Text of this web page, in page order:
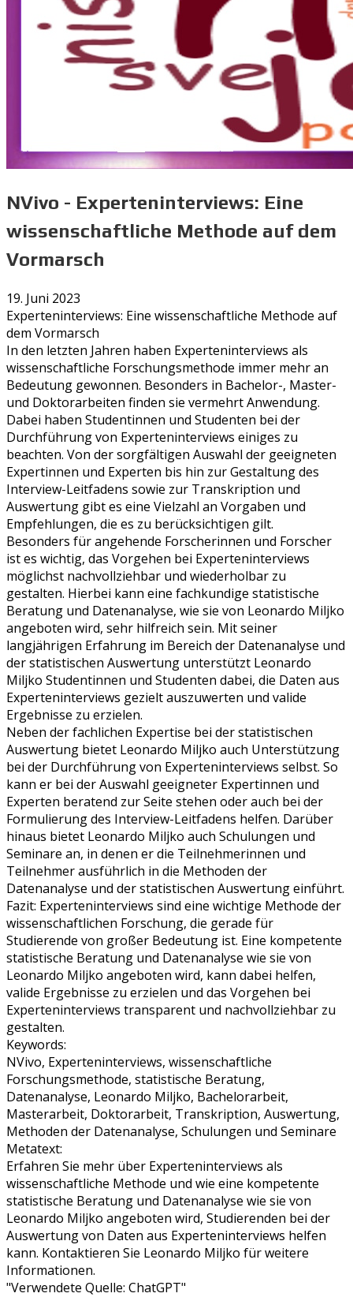
NVivo - Experteninterviews: Eine
wissenschaftliche Methode auf dem
Vormarsch
19. Juni 2023
Experteninterviews: Eine wissenschaftliche Methode auf
dem Vormarsch
In den letzten Jahren haben Experteninterviews als
wissenschaftliche Forschungsmethode immer mehr an
Bedeutung gewonnen. Besonders in Bachelor-, Master-
und Doktorarbeiten finden sie vermehrt Anwendung.
Dabei haben Studentinnen und Studenten bei der
Durchführung von Experteninterviews einiges zu
beachten. Von der sorgfältigen Auswahl der geeigneten
Expertinnen und Experten bis hin zur Gestaltung des
Interview-Leitfadens sowie zur Transkription und
Auswertung gibt es eine Vielzahl an Vorgaben und
Empfehlungen, die es zu berücksichtigen gilt.
Besonders für angehende Forscherinnen und Forscher
ist es wichtig, das Vorgehen bei Experteninterviews
möglichst nachvollziehbar und wiederholbar zu
gestalten. Hierbei kann eine fachkundige statistische
Beratung und Datenanalyse, wie sie von Leonardo Miljko
angeboten wird, sehr hilfreich sein. Mit seiner
langjährigen Erfahrung im Bereich der Datenanalyse und
der statistischen Auswertung unterstützt Leonardo
Miljko Studentinnen und Studenten dabei, die Daten aus
Experteninterviews gezielt auszuwerten und valide
Ergebnisse zu erzielen.
Neben der fachlichen Expertise bei der statistischen
Auswertung bietet Leonardo Miljko auch Unterstützung
bei der Durchführung von Experteninterviews selbst. So
kann er bei der Auswahl geeigneter Expertinnen und
Experten beratend zur Seite stehen oder auch bei der
Formulierung des Interview-Leitfadens helfen. Darüber
hinaus bietet Leonardo Miljko auch Schulungen und
Seminare an, in denen er die Teilnehmerinnen und
Teilnehmer ausführlich in die Methoden der
Datenanalyse und der statistischen Auswertung einführt.
Fazit: Experteninterviews sind eine wichtige Methode der
wissenschaftlichen Forschung, die gerade für
Studierende von großer Bedeutung ist. Eine kompetente
statistische Beratung und Datenanalyse wie sie von
Leonardo Miljko angeboten wird, kann dabei helfen,
valide Ergebnisse zu erzielen und das Vorgehen bei
Experteninterviews transparent und nachvollziehbar zu
gestalten.
Keywords:
NVivo, Experteninterviews, wissenschaftliche
Forschungsmethode, statistische Beratung,
Datenanalyse, Leonardo Miljko, Bachelorarbeit,
Masterarbeit, Doktorarbeit, Transkription, Auswertung,
Methoden der Datenanalyse, Schulungen und Seminare
Metatext:
Erfahren Sie mehr über Experteninterviews als
wissenschaftliche Methode und wie eine kompetente
statistische Beratung und Datenanalyse wie sie von
Leonardo Miljko angeboten wird, Studierenden bei der
Auswertung von Daten aus Experteninterviews helfen
kann. Kontaktieren Sie Leonardo Miljko für weitere
Informationen.
"Verwendete Quelle: ChatGPT"